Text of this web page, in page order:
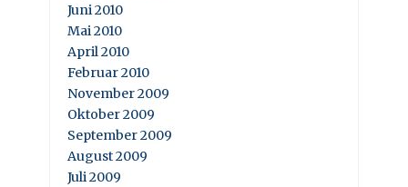
Juni 2010
Mai 2010
April 2010
Februar 2010
November 2009
Oktober 2009
September 2009
August 2009
Juli 2009